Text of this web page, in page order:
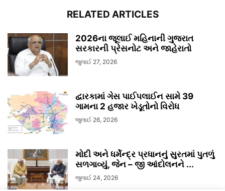
RELATED ARTICLES
2026ના જૂલાઈ મહિનાની ગુજરાત
સરકારની પ્રેસનોટ અને જાહેરાતો
જુલાઈ 27, 2026
દ્વારકામાં ગેસ પાઈપલાઈન સામે 39
ગામના 2 હજાર ખેડૂતોનો વિરોધ
જુલાઈ 26, 2026
મોદી અને ધર્મેન્દ્ર પ્રધાનનું સુરતમાં પુતળું
સળગાવ્યું, જેન – જી આંદોલનને ...
જુલાઈ 24, 2026